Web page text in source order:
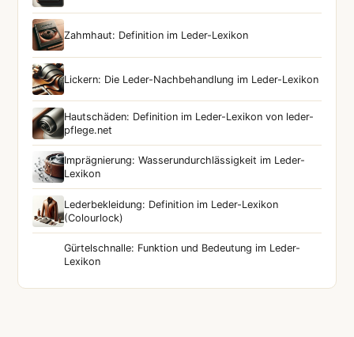
Zahmhaut: Definition im Leder-Lexikon
Lickern: Die Leder-Nachbehandlung im Leder-Lexikon
Hautschäden: Definition im Leder-Lexikon von leder-
pflege.net
Imprägnierung: Wasserundurchlässigkeit im Leder-
Lexikon
Lederbekleidung: Definition im Leder-Lexikon
(Colourlock)
Gürtelschnalle: Funktion und Bedeutung im Leder-
Lexikon